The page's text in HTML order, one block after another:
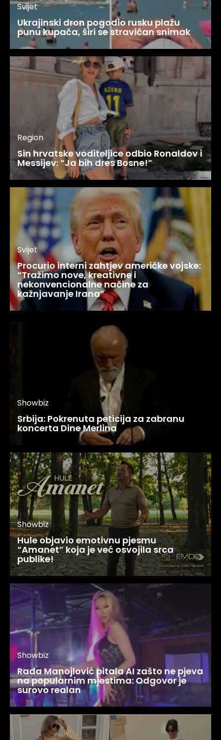
Svijet
Ukrajinski dron pogodio rusku plažu
punu kupača, širi se stravičan snimak
Region
Sin hrvatske voditeljice odbio Ronaldov i
Messijev: “Ja bih dres Bosne!”
Svijet
Procurio interni zahtjev američke vojske:
“Tražimo nove, kreativne i
nekonvencionalne načine za
kažnjavanje Irana”
Showbiz
Srbija: Pokrenuta peticija za zabranu
koncerta Dine Merlina
Showbiz
Hule objavio emotivnu pjesmu
“Amanet” koja je već osvojila srca
publike!
Showbiz
Rada Manojlović pitala AI zašto ne pjeva
na popularnim mjestima: Odgovor je
surovo realan